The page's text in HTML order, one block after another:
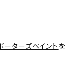
ーターズペイント を